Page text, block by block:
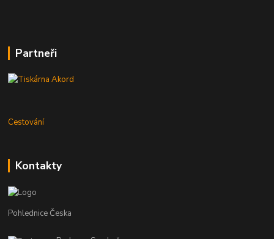
Partneři
Cestování
Kontakty
Pohlednice Česka